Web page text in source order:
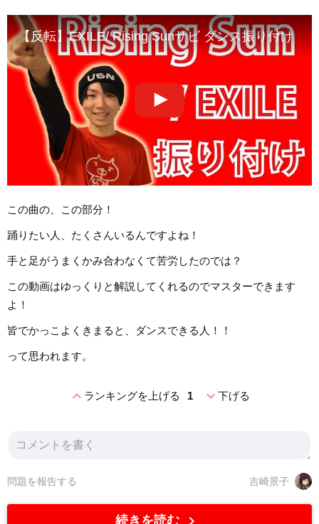
【反転】EXILE/ Rising Sunサビ ダンス振り付け
この曲の、この部分！
踊りたい人、たくさんいるんですよね！
手と足がうまくかみ合わなくて苦労したのでは？
この動画はゆっくりと解説してくれるのでマスターできます
よ！
皆でかっこよくきまると、ダンスできる人！！
って思われます。
expand_lessランキングを上げる 1 expand_more下げる
吉崎景子
問題を報告する
続きを読む